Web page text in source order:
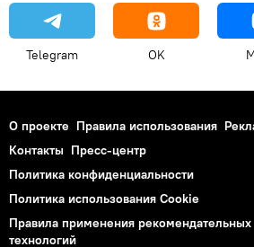
Telegram OK
О проекте Правила использования
Контакты Пресс-центр
Политика конфиденциальности
Политика использования Cookie
Правила применения рекомендательных
технологий